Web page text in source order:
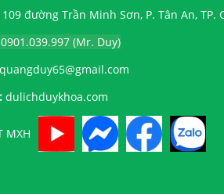
109 đường Trần Minh Sơn, P. Tân An, TP.
0901.039.997 (Mr. Duy)
dulichduykhoa.com
MXH